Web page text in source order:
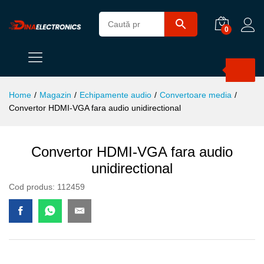
0
Home / Magazin / Echipamente audio / Convertoare media /
Convertor HDMI-VGA fara audio unidirectional
Convertor HDMI-VGA fara audio
unidirectional
Cod produs: 112459